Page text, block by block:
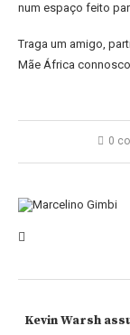
num espaço feito
Traga um amigo,
Mãe África
0
Kevin Warsh